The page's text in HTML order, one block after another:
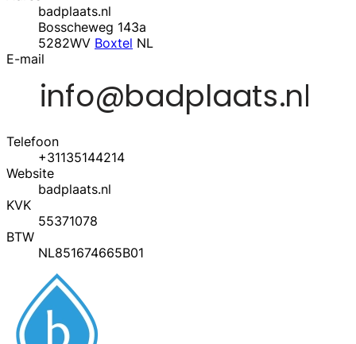
badplaats.nl
Bosscheweg 143a
5282WV Boxtel NL
E-mail
Telefoon
+31135144214
Website
badplaats.nl
KVK
55371078
BTW
NL851674665B01